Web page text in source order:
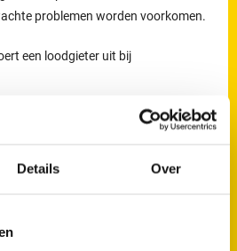
Details Over
problemen worden voorkomen.
een loodgieter uit bij
ingezet voor het verhelpen van
van rioleringen.